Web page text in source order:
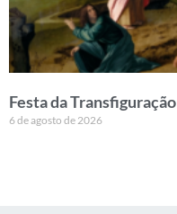
Festa da Transfiguração
6 de agosto de 2026